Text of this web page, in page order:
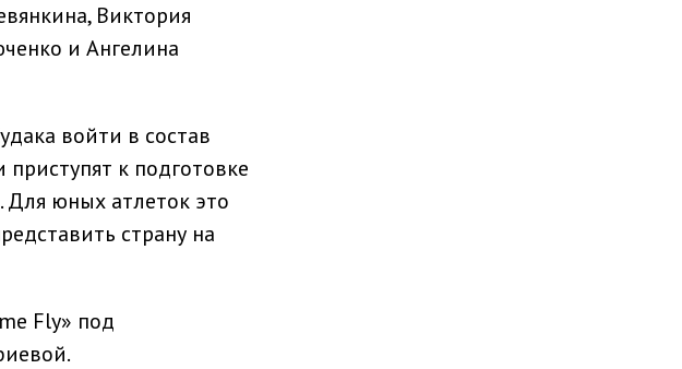
Виктория
и Ангелина
войти в состав
к подготовке
юных атлеток это
страну на
Fly» под